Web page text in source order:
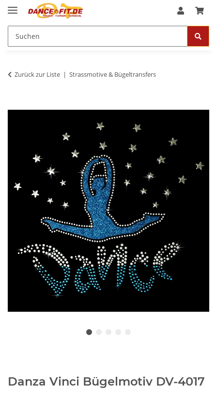
Zurück zur Liste Strassmotive & Bügeltransfers
Danza Vinci Bügelmotiv DV-4017